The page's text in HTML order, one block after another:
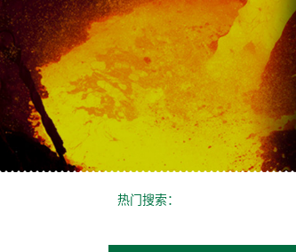
热门搜索：